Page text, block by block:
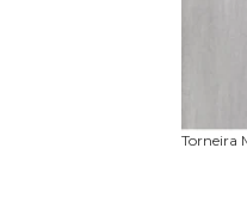
Torneira